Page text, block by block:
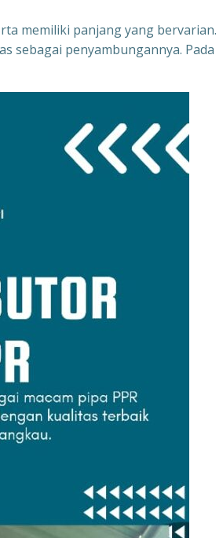
memiliki panjang yang bervarian.
sebagai penyambungannya. Pada